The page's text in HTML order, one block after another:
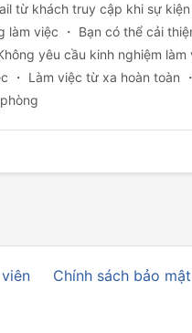
từ khách truy cập khi sự
việc ・ Bạn có thể cải
yêu cầu kinh nghiệm làm
Làm việc từ xa hoàn toàn
Chính sách bảo mật